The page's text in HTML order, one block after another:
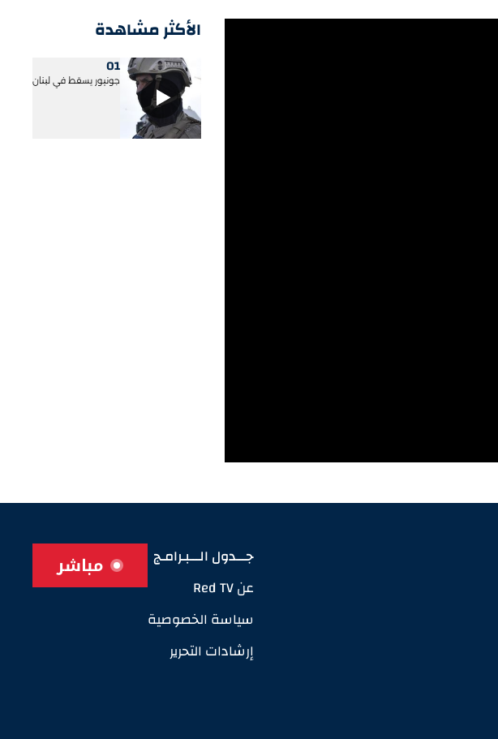
الأكثر مشاهدة
01
جونيور يسقط في لبنان
جـــدول الـــبـرامـج
عن Red TV
سياسة الخصوصية
إرشادات التحرير
مباشر